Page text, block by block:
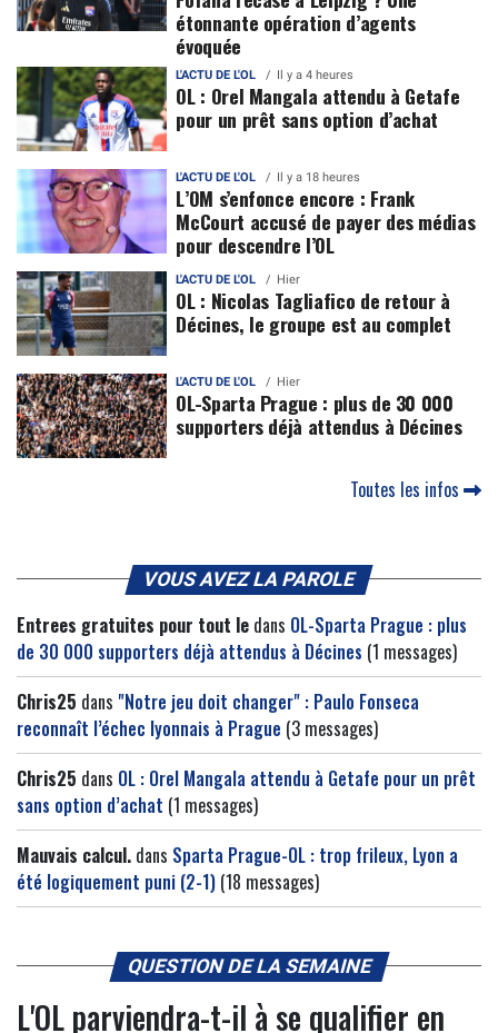
étonnante opération d’agents
évoquée
L'ACTU DE L'OL Il y a 4 heures
OL : Orel Mangala attendu à Getafe
pour un prêt sans option d’achat
L'ACTU DE L'OL Il y a 18 heures
L’OM s’enfonce encore : Frank
McCourt accusé de payer des médias
pour descendre l’OL
L'ACTU DE L'OL Hier
OL : Nicolas Tagliafico de retour à
Décines, le groupe est au complet
L'ACTU DE L'OL Hier
OL-Sparta Prague : plus de 30 000
supporters déjà attendus à Décines
Toutes les infos
VOUS AVEZ LA PAROLE
Entrees gratuites pour tout le dans OL-Sparta Prague : plus
de 30 000 supporters déjà attendus à Décines (1 messages)
Chris25 dans "Notre jeu doit changer" : Paulo Fonseca
reconnaît l’échec lyonnais à Prague (3 messages)
Chris25 dans OL : Orel Mangala attendu à Getafe pour un prêt
sans option d’achat (1 messages)
Mauvais calcul. dans Sparta Prague-OL : trop frileux, Lyon a
été logiquement puni (2-1) (18 messages)
QUESTION DE LA SEMAINE
L'OL parviendra-t-il à se qualifier en